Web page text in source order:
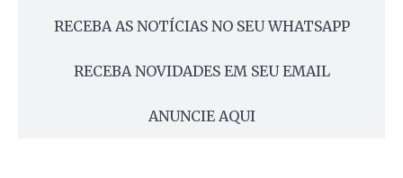
RECEBA AS NOTÍCIAS NO SEU WHATSAPP
RECEBA NOVIDADES EM SEU EMAIL
ANUNCIE AQUI